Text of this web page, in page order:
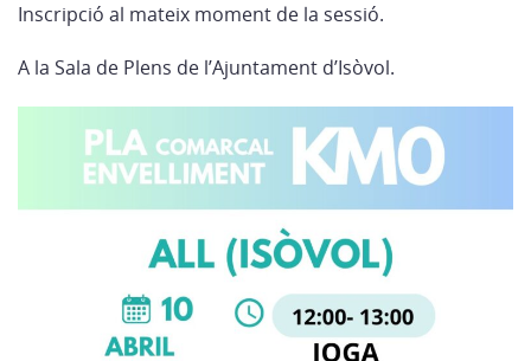
Inscripció al mateix moment de la sessió.
A la Sala de Plens de l’Ajuntament d’Isòvol.